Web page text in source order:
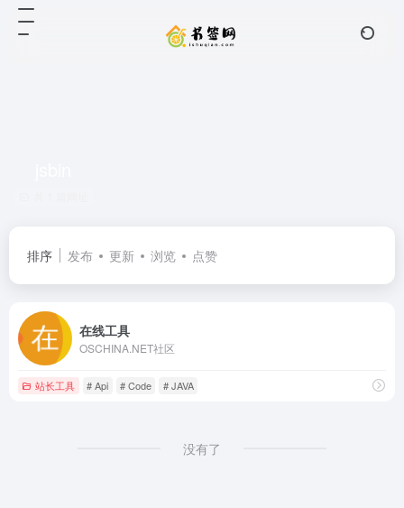
排序 发布 更新 浏览 点赞
在线工具
OSCHINA.NET社区
站长工具 # Api # Code # JAVA
没有了